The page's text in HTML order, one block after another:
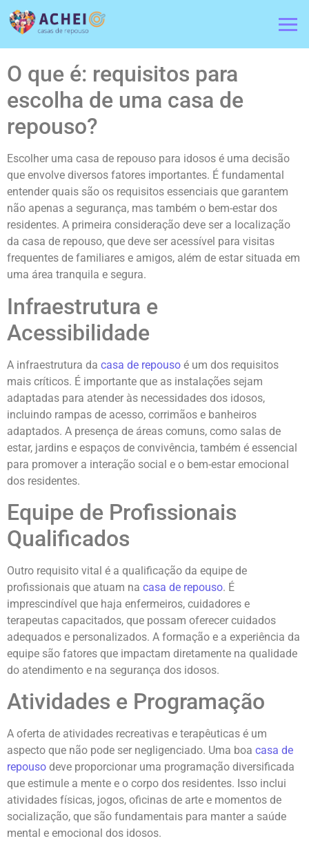
O que é: requisitos para
escolha de uma casa de
repouso?
Escolher uma casa de repouso para idosos é uma decisão
que envolve diversos fatores importantes. É fundamental
entender quais são os requisitos essenciais que garantem
não apenas a segurança, mas também o bem-estar dos
residentes. A primeira consideração deve ser a localização
da casa de repouso, que deve ser acessível para visitas
frequentes de familiares e amigos, além de estar situada em
uma área tranquila e segura.
Infraestrutura e
Acessibilidade
A infraestrutura da casa de repouso é um dos requisitos
mais críticos. É importante que as instalações sejam
adaptadas para atender às necessidades dos idosos,
incluindo rampas de acesso, corrimãos e banheiros
adaptados. A presença de áreas comuns, como salas de
estar, jardins e espaços de convivência, também é essencial
para promover a interação social e o bem-estar emocional
dos residentes.
Equipe de Profissionais
Qualificados
Outro requisito vital é a qualificação da equipe de
profissionais que atuam na casa de repouso. É
imprescindível que haja enfermeiros, cuidadores e
terapeutas capacitados, que possam oferecer cuidados
adequados e personalizados. A formação e a experiência da
equipe são fatores que impactam diretamente na qualidade
do atendimento e na segurança dos idosos.
Atividades e Programação
A oferta de atividades recreativas e terapêuticas é um
aspecto que não pode ser negligenciado. Uma boa casa de
repouso deve proporcionar uma programação diversificada
que estimule a mente e o corpo dos residentes. Isso inclui
atividades físicas, jogos, oficinas de arte e momentos de
socialização, que são fundamentais para manter a saúde
mental e emocional dos idosos.